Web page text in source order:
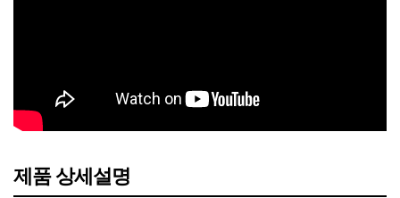
제품 상세설명